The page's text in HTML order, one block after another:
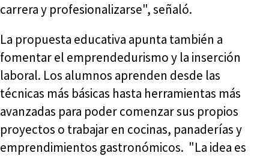
carrera y profesionalizarse", señaló.
La propuesta educativa apunta también a
fomentar el emprendedurismo y la inserción
laboral. Los alumnos aprenden desde las
técnicas más básicas hasta herramientas más
avanzadas para poder comenzar sus propios
proyectos o trabajar en cocinas, panaderías y
emprendimientos gastronómicos. "La idea es